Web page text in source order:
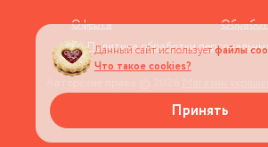
Оферта
Политика обработки
Данный сайт используетфайлы
Что такое cookies?
Принять